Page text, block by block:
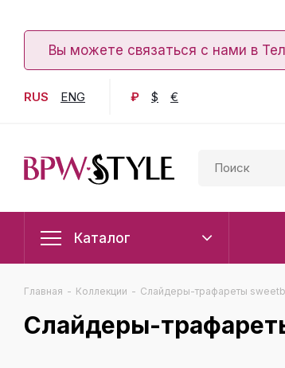
Вы можете связаться с нами в
RUS ENG ₽ $ €
Каталог
Главная - Коллекции - Слайдеры-трафареты
Слайдеры-